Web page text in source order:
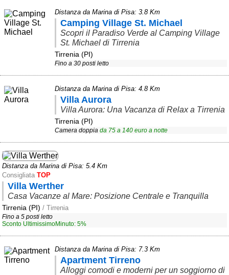
Distanza da Marina di Pisa: 3.8 Km
Camping Village St. Michael
Scopri il Paradiso Verde al Camping Village
St. Michael di Tirrenia
Tirrenia (PI)
Fino a 30 posti letto
Distanza da Marina di Pisa: 4.8 Km
Villa Aurora
Villa Aurora: Una Vacanza di Relax a Tirrenia
Tirrenia (PI)
Camera doppia da 75a 140euro a notte
Distanza da Marina di Pisa: 5.4 Km
Consigliata TOP
Villa Werther
Casa Vacanze al Mare: Posizione Centrale e Tranquilla
Tirrenia (PI) / Tirrenia
Fino a 5 posti letto
Sconto UltimissimoMinuto: 5%
Distanza da Marina di Pisa: 7.3 Km
Apartment Tirreno
Alloggi comodi e moderni per un soggiorno di
Blog
Eventi e cose da vedere
➕ Segnala evento
Area riservata
Chi siamo
Blog
Eventi e cose da vedere
Area riservata
Chi siamo
Ambienti
≋ Mare
Laghi